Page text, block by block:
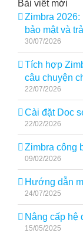
Bài viết mới
Zimbra 2026:
bảo mật và
30/07/2026
Tích hợp
câu chuyện
22/07/2026
Cài đặt Doc
22/02/2026
Zimbra công
09/02/2026
Hướng dẫn
24/07/2025
Nâng cấp hệ
15/05/2025